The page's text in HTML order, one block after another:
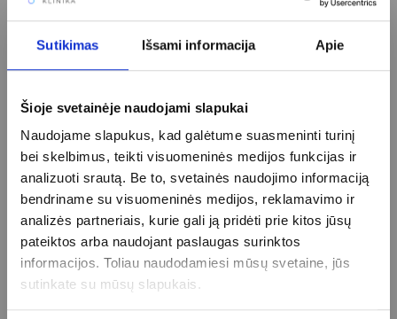
Sutikimas Išsami informacija Apie
Šioje svetainėje naudojami slapukai
Naudojame slapukus, kad galėtume suasmeninti turinį
bei skelbimus, teikti visuomeninės medijos funkcijas ir
analizuoti srautą. Be to, svetainės naudojimo informaciją
bendriname su visuomeninės medijos, reklamavimo ir
analizės partneriais, kurie gali ją pridėti prie kitos jūsų
pateiktos arba naudojant paslaugas surinktos
informacijos. Toliau naudodamiesi mūsų svetaine, jūs
sutinkate su mūsų slapukais.
Noro virusų nustatymas išmatose 19 €
Anti-RBD SARS-CoV-2 (koronaviruso) IgG antikūnai
(kiekybiniai) 22 €
Ascaris lumbricoides IgG 35 €
Bartoneliozės IgG antikūnai 45 €
Bartoneliozės IgM antikūnai 55 €
Boreliozės (Laimo ligos) IgG antikūnai 15 €
Boreliozės (Laimo ligos) IgM antikūnai 15 €
Boreliozės (Laimo ligos) WB IgG nustatymas (su
tiriamais antigenais) 50 €
Boreliozės (Laimo ligos) WB IgM nustatymas (su
tiriamais antigenais) 55 €